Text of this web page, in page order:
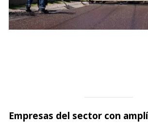
Empresas del sector con